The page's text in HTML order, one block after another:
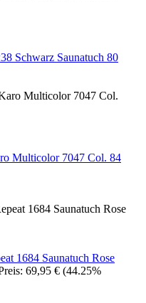
Schwarz Saunatuch 80
Multicolor 7047 Col. 84
1684 Saunatuch Rose
69,95 € (44.25%